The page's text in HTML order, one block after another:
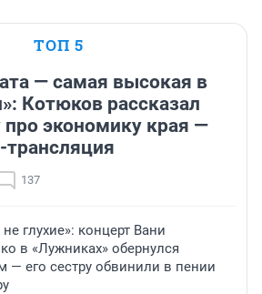
ТОП 5
— самая высокая в
Котюков рассказал
про экономику края —
трансляция
137
глухие»: концерт Вани
в «Лужниках» обернулся
— его сестру обвинили в пении